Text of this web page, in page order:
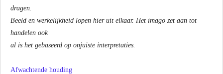
dragen.
Beeld en werkelijkheid lopen hier uit elkaar. Het imago zet aan tot
handelen ook
al is het gebaseerd op onjuiste interpretaties.
Afwachtende houding